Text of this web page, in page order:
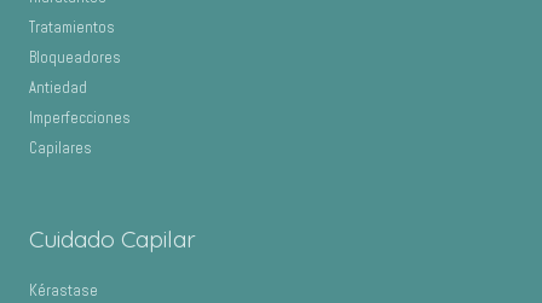
Tratamientos
Bloqueadores
Antiedad
Imperfecciones
Capilares
Cuidado Capilar
Kérastase